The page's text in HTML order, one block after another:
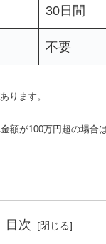
30日間
不要
ります。
が100万円超の場合
目次